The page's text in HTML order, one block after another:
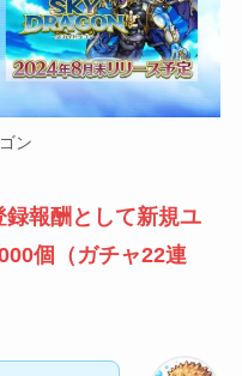
ン
録報酬として新規ユ
個（ガチャ22連